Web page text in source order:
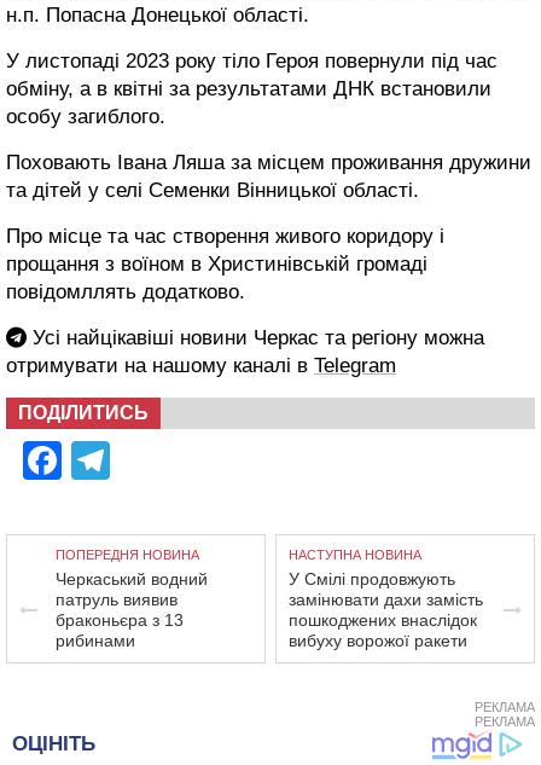
н.п. Попасна Донецької області.
У листопаді 2023 року тіло Героя повернули під час
обміну, а в квітні за результатами ДНК встановили
особу загиблого.
Поховають Івана Ляша за місцем проживання дружини
та дітей у селі Семенки Вінницької області.
Про місце та час створення живого коридору і
прощання з воїном в Христинівській громаді
повідомллять додатково.
Усі найцікавіші новини Черкас та регіону можна
отримувати на нашому каналі в Telegram
ПОДІЛИТИСЬ
Facebook
ПОПЕРЕДНЯ НОВИНА
Черкаський водний
патруль виявив
браконьєра з 13
рибинами
НАСТУПНА НОВИНА
У Смілі продовжують
замінювати дахи замість
пошкоджених внаслідок
вибуху ворожої ракети
РЕКЛАМА
РЕКЛАМА